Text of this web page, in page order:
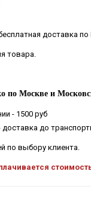
доставка
товара.
по Москве и
- 1500 руб
до
по выбору клиента.